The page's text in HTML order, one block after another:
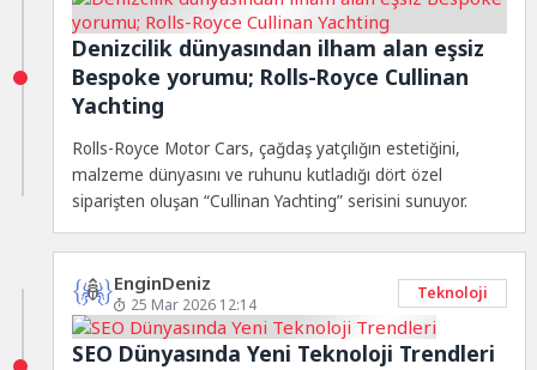
Denizcilik dünyasından ilham alan eşsiz
Bespoke yorumu; Rolls-Royce Cullinan
Yachting
Rolls-Royce Motor Cars, çağdaş yatçılığın estetiğini,
malzeme dünyasını ve ruhunu kutladığı dört özel
siparişten oluşan “Cullinan Yachting” serisini sunuyor.
EnginDeniz
25 Mar 2026 12:14
Teknoloji
SEO Dünyasında Yeni Teknoloji Trendleri